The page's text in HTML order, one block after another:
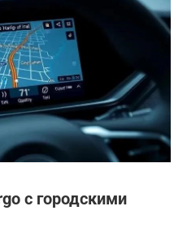
с городскими